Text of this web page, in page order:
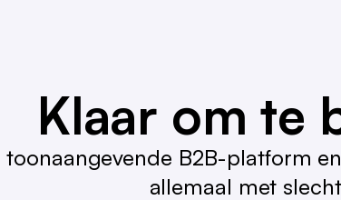
Klaar om te
toonaangevende B2B-platform
allemaal met